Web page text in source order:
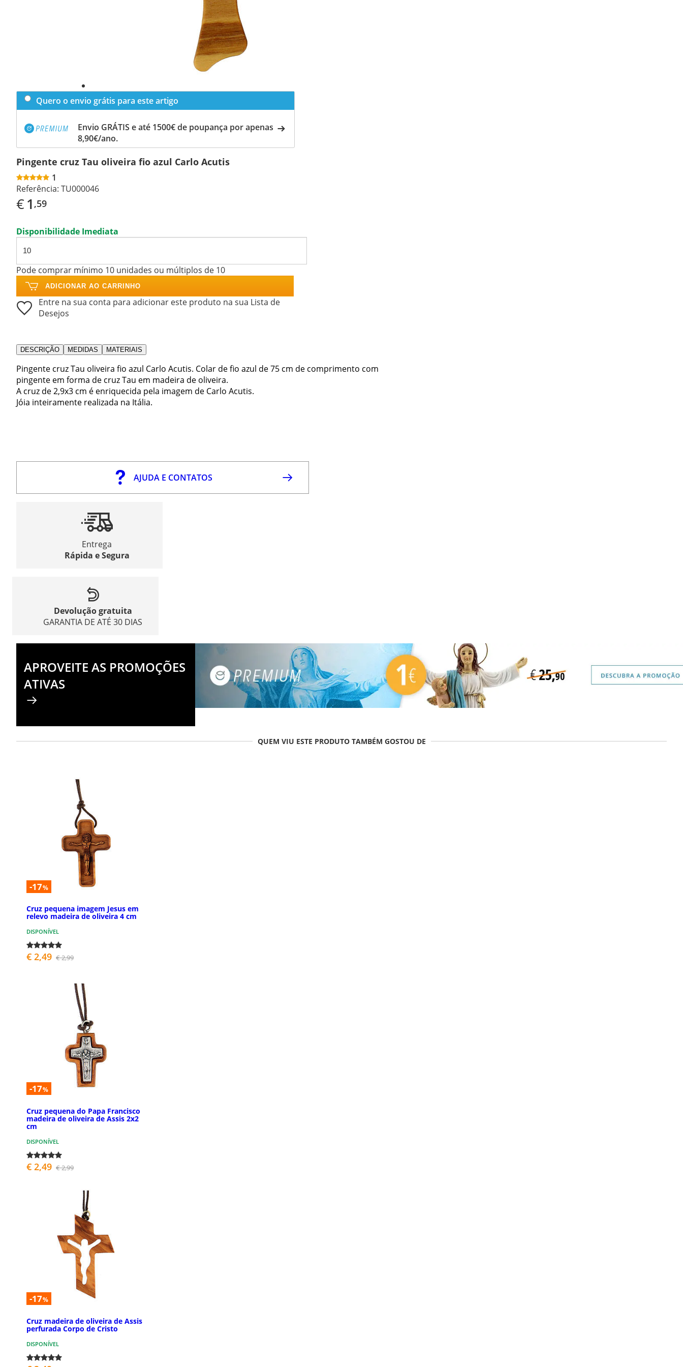
Quero o envio grátis para este artigo
Envio GRÁTIS e até 1500€ de poupança por apenas
8,90€/ano.
Pingente cruz Tau oliveira fio azul Carlo Acutis
1
Referência: TU000046
€1 ,59
Disponibilidade Imediata
Pode comprar mínimo 10 unidades ou múltiplos de 10
ADICIONAR AO CARRINHO
Entre na sua conta para adicionar este produto na sua Lista de
Desejos
DESCRIÇÃO MEDIDAS MATERIAIS
Pingente cruz Tau oliveira fio azul Carlo Acutis. Colar de fio azul de 75 cm de comprimento com
pingente em forma de cruz Tau em madeira de oliveira.
A cruz de 2,9x3 cm é enriquecida pela imagem de Carlo Acutis.
Jóia inteiramente realizada na Itália.
AJUDA E CONTATOS
Entrega
Rápida e Segura
Devolução gratuita
GARANTIA DE ATÉ 30 DIAS
APROVEITE AS PROMOÇÕES
ATIVAS
QUEM VIU ESTE PRODUTO TAMBÉM GOSTOU DE
-17%
Cruz pequena imagem Jesus em
relevo madeira de oliveira 4 cm
DISPONÍVEL
€ 2,49 € 2,99
-17%
Cruz pequena do Papa Francisco
madeira de oliveira de Assis 2x2
cm
DISPONÍVEL
€ 2,49 € 2,99
-17%
Cruz madeira de oliveira de Assis
perfurada Corpo de Cristo
DISPONÍVEL